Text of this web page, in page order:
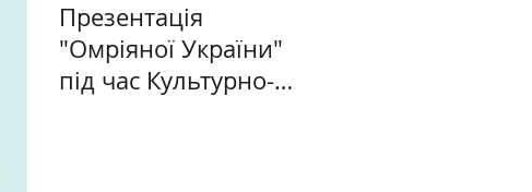
Презентація
"Омріяної України"
під час Культурно-